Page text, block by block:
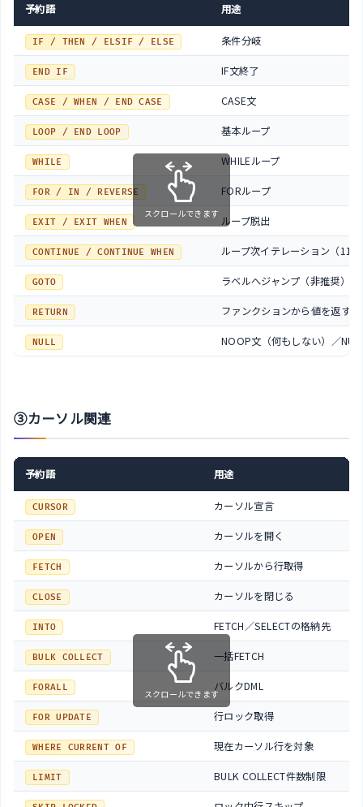
予約語 用途
IF / THEN / ELSIF / ELSE 条件分岐
END IF IF文終了
CASE / WHEN / END CASE CASE文
LOOP / END LOOP 基本ループ
WHILE WHILEループ
FOR / IN / REVERSE FORループ
EXIT / EXIT WHEN ループ脱出
CONTINUE / CONTINUE WHEN ループ次イテレーション（
GOTO ラベルへジャンプ（非推奨）
RETURN ファンクションから値を返す
NULL NOOP文（何もしない）／
スクロールできます
③カーソル関連
予約語 用途
CURSOR カーソル宣言
OPEN カーソルを開く
FETCH カーソルから行取得
CLOSE カーソルを閉じる
INTO FETCH／SELECTの格納先
BULK COLLECT 一括FETCH
FORALL バルクDML
FOR UPDATE 行ロック取得
WHERE CURRENT OF 現在カーソル行を対象
LIMIT BULK COLLECT件数制限
スクロールできます